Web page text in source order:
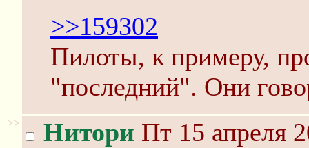
>>159302
Пилоты, к примеру,
"последний". Они
>> Нитори Пт 15 апреля